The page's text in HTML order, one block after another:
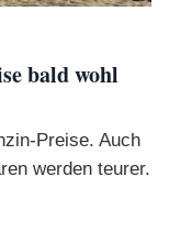
bald wohl
Preise. Auch
werden teurer.